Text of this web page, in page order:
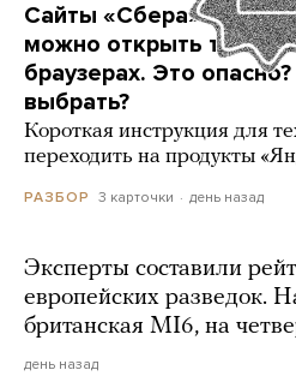
Сайты «Сбера» и
можно открыть только
браузерах. Это
выбрать?
Короткая инструкция для
переходить на продукты
РАЗБОР 3 карточки день назад
Эксперты составили
европейских разведок.
британская MI6, на
день назад